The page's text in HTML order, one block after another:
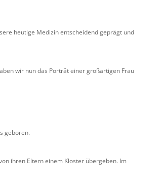
heutige Medizin entscheidend geprägt und
wir nun das Porträt einer großartigen Frau
geboren.
ihren Eltern einem Kloster übergeben. Im